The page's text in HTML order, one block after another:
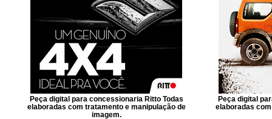
Peça digital para concessionaria Ritto Todas
elaboradas com tratamento e manipulação de
imagem.
Peça digital
elaboradas